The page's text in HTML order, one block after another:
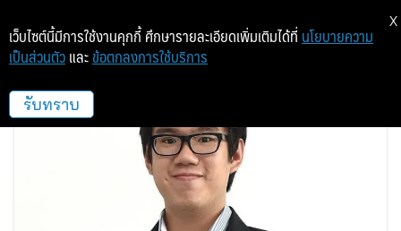
ไพโอเนียร์มอเตอร์
เว็บไซต์นี้มีการใช้งานคุกกี้ ศึกษารายละเอียดเพิ่มเติมได้ที่ นโยบายความ
เป็นส่วนตัว และ ข้อตกลงการใช้บริการ
รับทราบ
X